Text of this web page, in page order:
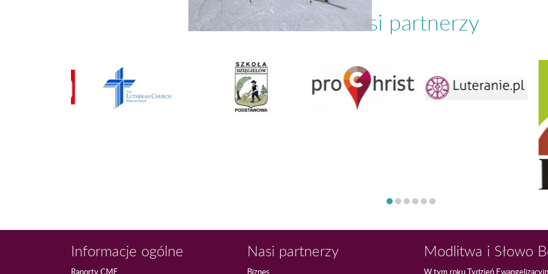
Nasi partnerzy
Informacje ogólne
Raporty CME
Nasi partnerzy
Biznes
Modlitwa i Słowo
W tym roku Tydzień